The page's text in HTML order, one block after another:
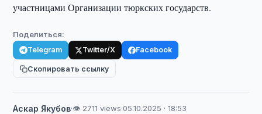
участницами Организации тюркских государств.
Поделиться:
Telegram Twitter/X Facebook
Скопировать ссылку
Аскар Якубов·👁 2711 views·05.10.2025 · 18:53